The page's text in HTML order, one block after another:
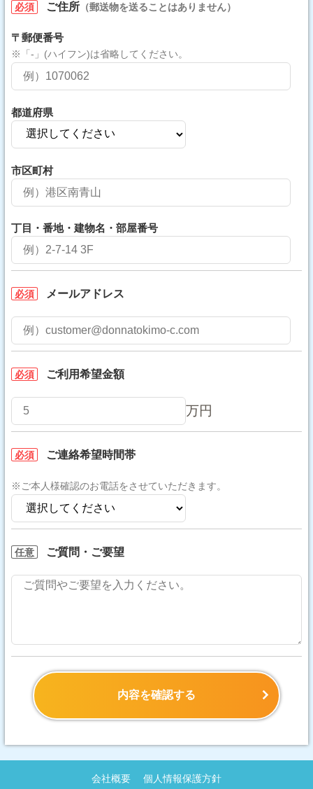
必須 ご住所 （郵送物を送ることはありません）
〒郵便番号
※「-」(ハイフン)は省略してください。
都道府県
市区町村
丁目・番地・建物名・部屋番号
必須 メールアドレス
必須 ご利用希望金額
万円
必須 ご連絡希望時間帯
※ご本人様確認のお電話をさせていただきます。
任意 ご質問・ご要望
内容を確認する
会社概要 個人情報保護方針